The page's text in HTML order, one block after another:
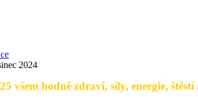
2024
všem hodně zdraví, síly, energie,